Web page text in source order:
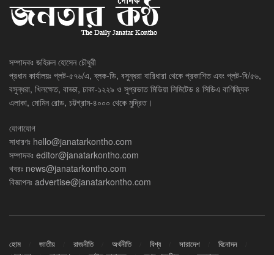
সম্পাদকঃ জহিরুল হোসেন চৌধুরী
প্রধান কার্যালয়ঃ প্লট-৫৭৬/এ, ব্লক-ডি, বসুন্ধরা বারিধারা থেকে প্রকাশিত এবং প্লট-বি/৫৬,
বসুন্ধরা, খিলক্ষেত, বাড্ডা, ঢাকা-১২২৯ ও সুপ্রভাত মিডিয়া লিমিটেড ৪ সিডিএ বাণিজ্যিক
এলাকা, মোমিন রোড, চট্টগ্রাম-৪০০০ থেকে মুদ্রিত।
যোগাযোগ
সাধারণঃ hello@janatarkontho.com
সম্পাদকঃ editor@janatarkontho.com
খবরঃ news@janatarkontho.com
বিজ্ঞাপনঃ advertise@janatarkontho.com
হোম জাতীয় রাজনীতি অর্থনীতি বিশ্ব সারাদেশ
বিনোদন